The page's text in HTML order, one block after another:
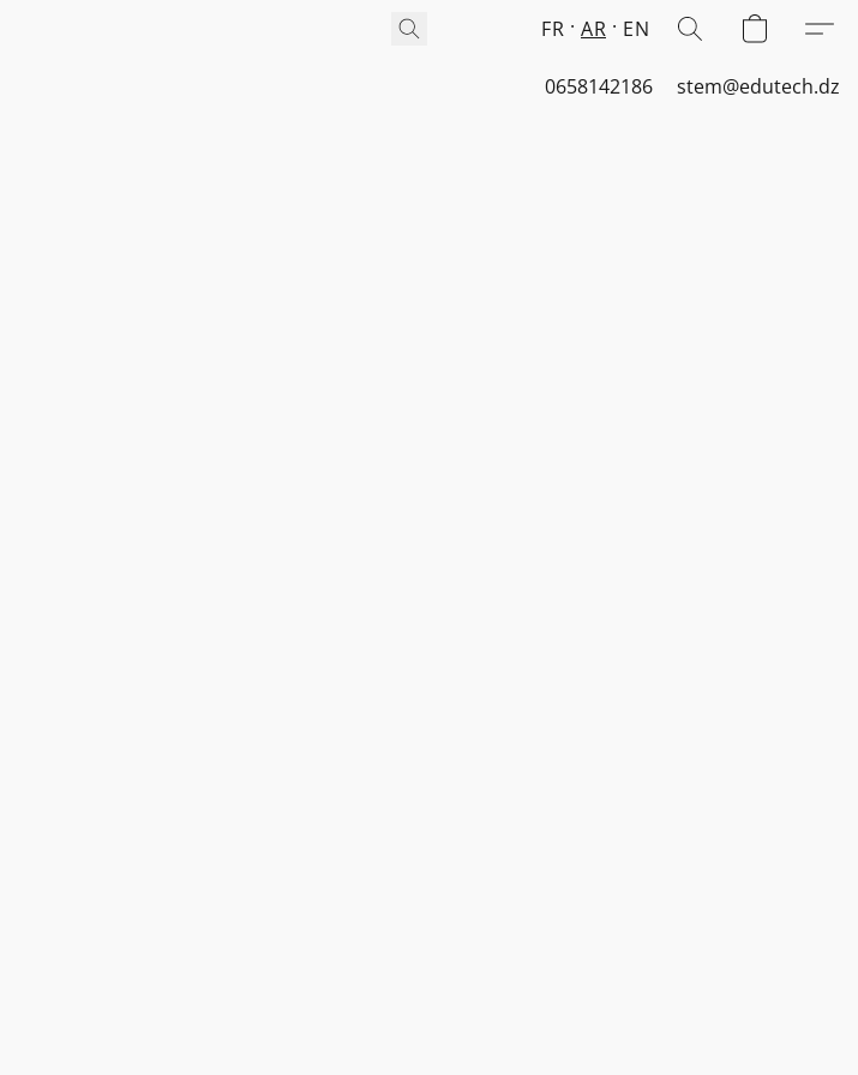
FR AR EN
0658142186 stem@edutech.dz